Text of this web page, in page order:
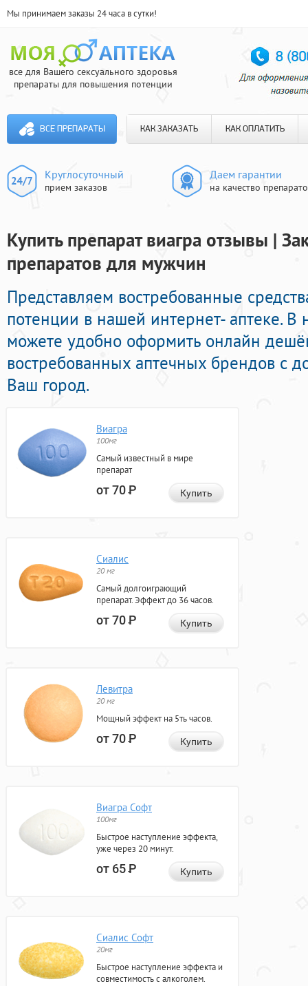
Мы принимаем заказы 24 часа в сутки!
все для Вашего сексуального здоровья
препараты для повышения потенции
ВСЕ ПРЕПАРАТЫ КАК ЗАКАЗАТЬ КАК ОПЛАТИТЬ
Круглосуточный
прием заказов
Даем гарантии
на качество
Купить препарат виагра отзывы |
препаратов для мужчин
Представляем востребованные
потенции в нашей интернет- аптеке.
можете удобно оформить онлайн
востребованных аптечных брендов с
Ваш город.
Виагра
100мг
Самый известный в мире
препарат
от 70Р Купить
Сиалис
20 мг
Самый долгоиграющий
препарат. Эффект до 36 часов.
от 70Р Купить
Левитра
20 мг
Мощный эффект на 5ть часов.
от 70Р Купить
Виагра Софт
100мг
Быстрое наступление эффекта,
уже через 20 минут.
от 65Р Купить
Сиалис Софт
20мг
Быстрое наступление эффекта и
совместимость с алкоголем.